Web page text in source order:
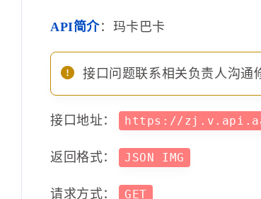
API简介：玛卡巴卡
接口问题联系相关负责人沟通
接口地址： https://
返回格式： JSON IMG
请求方式： GET